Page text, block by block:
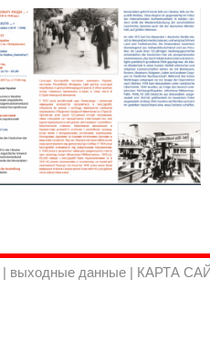
| выходные данные | КАРТА